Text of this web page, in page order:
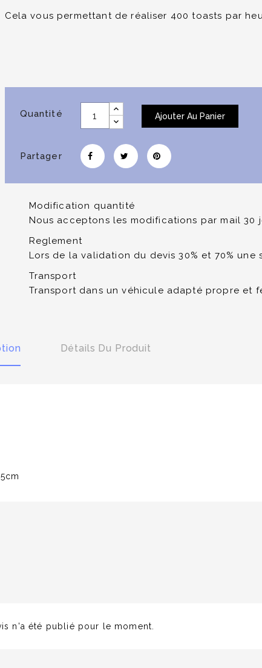
Cela vous permettant de réaliser 400 toasts par
Quantité Ajouter Au Panier
Partager
Modification quantité
Nous acceptons les modifications par mail 30
Reglement
Lors de la validation du devis 30% et 70% une
Transport
Transport dans un véhicule adapté propre et
Détails Du Produit
n'a été publié pour le moment.